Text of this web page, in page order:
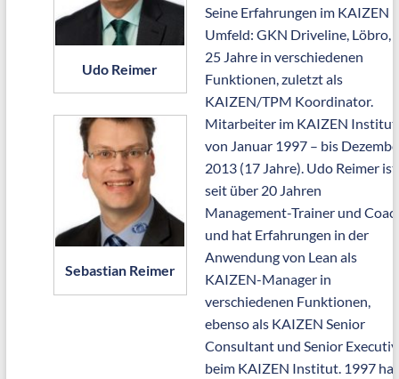
Udo Reimer
Sebastian Reimer
Seine Erfahrungen im KAIZEN
Umfeld: GKN Driveline, Löbro,
25 Jahre in verschiedenen
Funktionen, zuletzt als
KAIZEN/TPM Koordinator.
Mitarbeiter im KAIZEN Institut
von Januar 1997 – bis
2013 (17 Jahre). Udo Reimer ist
seit über 20 Jahren
Management-Trainer und
und hat Erfahrungen in der
Anwendung von Lean als
KAIZEN-Manager in
verschiedenen Funktionen,
ebenso als KAIZEN Senior
Consultant und Senior
beim KAIZEN Institut. 1997 hat